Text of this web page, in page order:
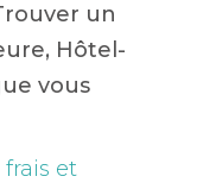
un
, Hôtel-
vous
frais et